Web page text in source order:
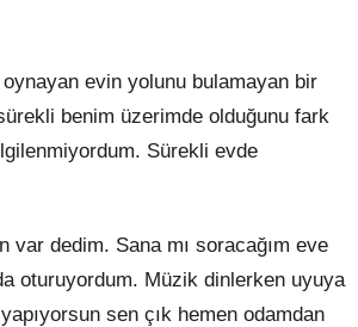
evin yolunu bulamayan bir
benim üzerimde olduğunu fark
Sürekli evde
var dedim. Sana mı soracağım eve
oturuyordum. Müzik dinlerken uyuya
sen çık hemen odamdan